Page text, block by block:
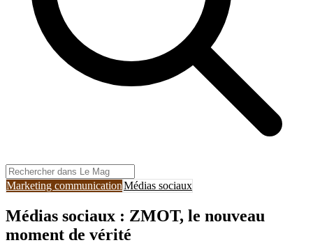
Marketing communicationMédias sociaux
Médias sociaux : ZMOT, le nouveau
moment de vérité